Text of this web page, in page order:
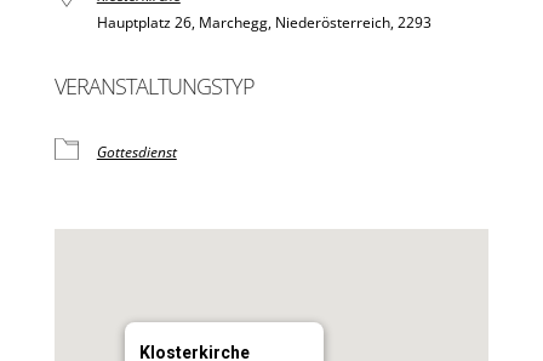
Hauptplatz 26, Marchegg, Niederösterreich, 2293
VERANSTALTUNGSTYP
Gottesdienst
Klosterkirche